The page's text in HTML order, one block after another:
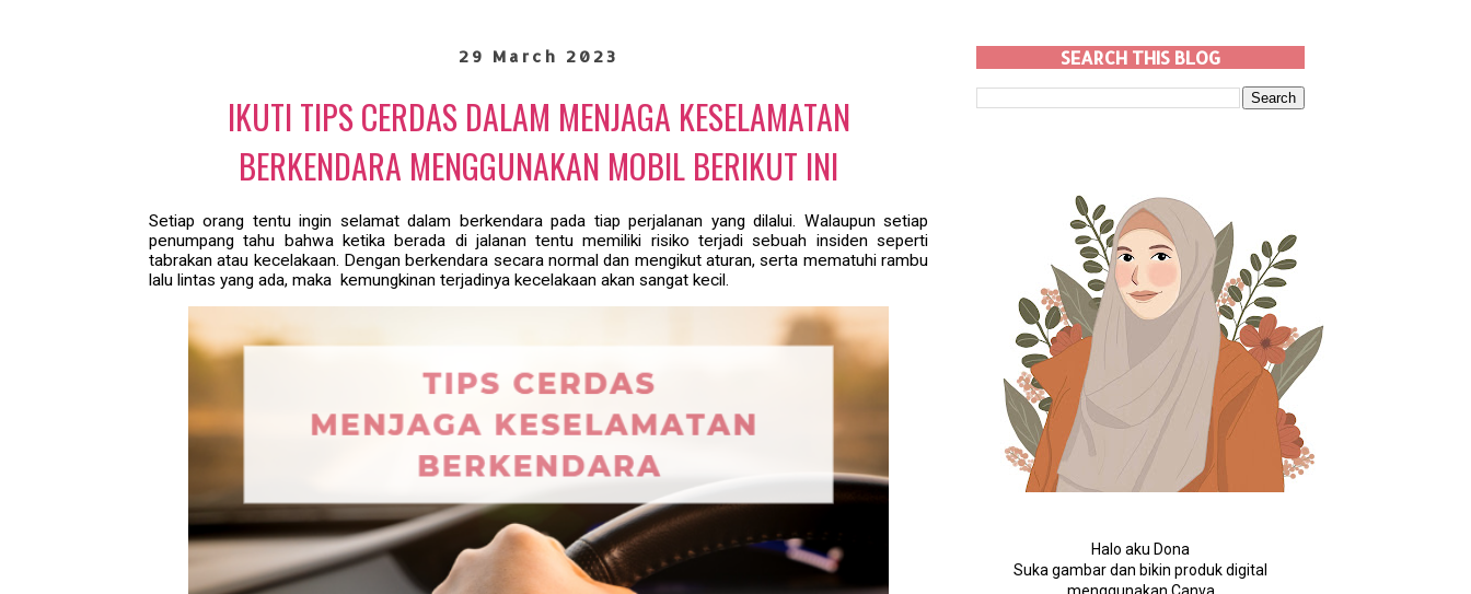
29 March 2023
IKUTI TIPS CERDAS DALAM MENJAGA KESELAMATAN
BERKENDARA MENGGUNAKAN MOBIL BERIKUT INI
Setiap orang tentu ingin selamat dalam berkendara pada tiap perjalanan yang dilalui. Walaupun setiap
penumpang tahu bahwa ketika berada di jalanan tentu memiliki risiko terjadi sebuah insiden seperti
tabrakan atau kecelakaan. Dengan berkendara secara normal dan mengikut aturan, serta mematuhi rambu
lalu lintas yang ada, maka kemungkinan terjadinya kecelakaan akan sangat kecil.
SEARCH THIS BLOG
Halo aku Dona
Suka gambar dan bikin produk digital